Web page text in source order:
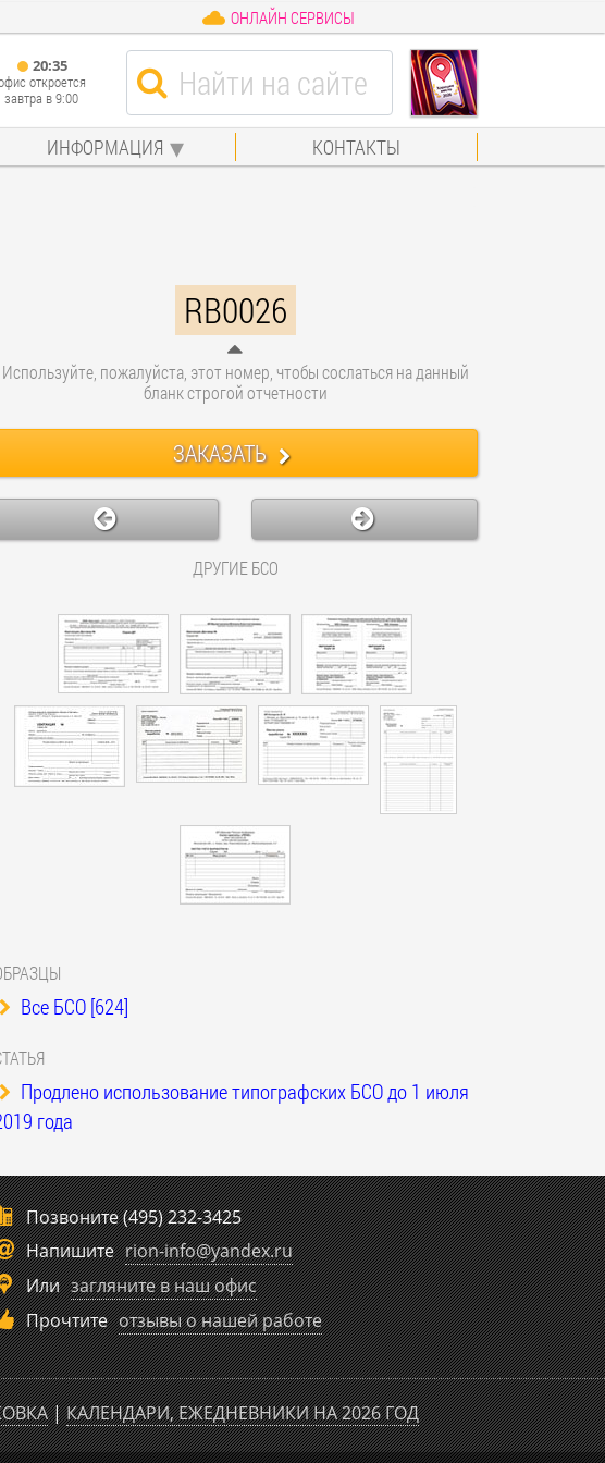
ОНЛАЙН СЕРВИСЫ
20:35
откроется
завтра в 9:00
ИНФОРМАЦИЯ КОНТАКТЫ
RB0026
Используйте, пожалуйста, этот номер, чтобы сослаться на данный
бланк строгой отчетности
ЗАКАЗАТЬ
ДРУГИЕ БСО
Все БСО [624]
Продлено использование типографских БСО до 1 июля
года
Позвоните(495) 232-3425
Напишите rion-info@yandex.ru
Или загляните в наш офис
Прочтите отзывы о нашей работе
|КАЛЕНДАРИ, ЕЖЕДНЕВНИКИ НА 2026 ГОД